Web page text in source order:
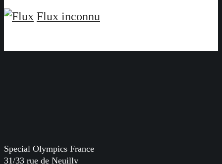
Flux inconnu
Special Olympics France
31/33 rue de Neuilly